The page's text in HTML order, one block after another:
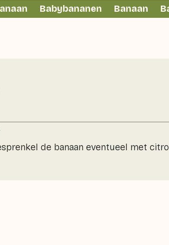
Babybananen Banaan
de banaan eventueel met